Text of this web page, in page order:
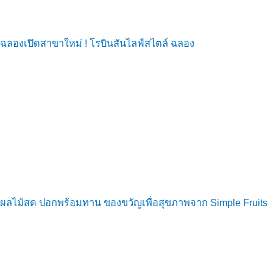
ฉลองเปิดสาขาใหม่ ! โรบินสันไลฟ์สไตล์ ฉลอง
ผลไม้สด ปอกพร้อมทาน ของขวัญเพื่อสุขภาพจาก Simple Fruits